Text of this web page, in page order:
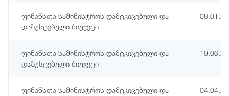
ფინანსთა სამინისტროს დამტკიცებული და
დაზუსტებული ბიუჯეტი
ფინანსთა სამინისტროს დამტკიცებული და
დაზუსტებული ბიუჯეტი
ფინანსთა სამინისტროს დამტკიცებული და